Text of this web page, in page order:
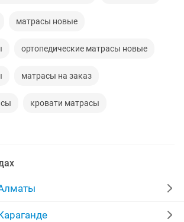
матрасы новые
ортопедические матрасы новые
матрасы на заказ
кровати матрасы